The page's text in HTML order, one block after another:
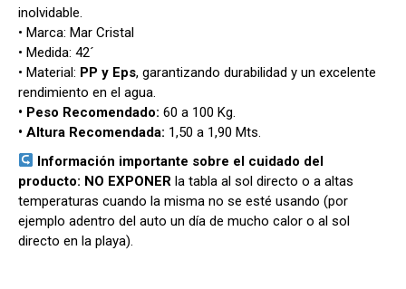
inolvidable.
• Marca: Mar Cristal
• Medida: 42´
• Material: PP y Eps, garantizando durabilidad y un excelente
rendimiento en el agua.
• Peso Recomendado: 60 a 100 Kg.
• Altura Recomendada: 1,50 a 1,90 Mts.
Información importante sobre el cuidado del
producto: NO EXPONER la tabla al sol directo o a altas
temperaturas cuando la misma no se esté usando (por
ejemplo adentro del auto un día de mucho calor o al sol
directo en la playa).